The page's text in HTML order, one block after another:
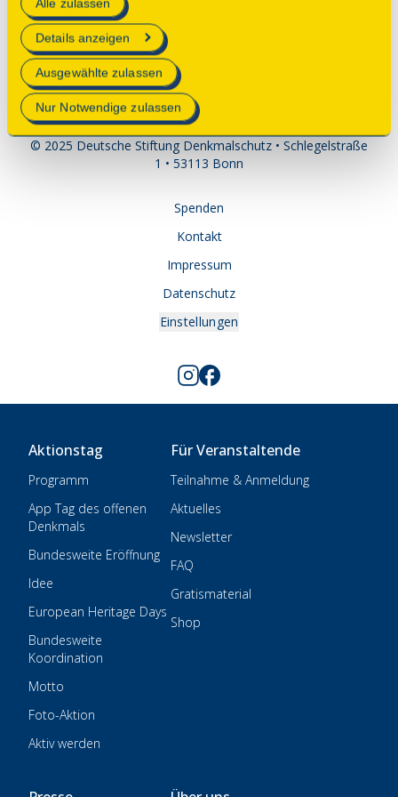
technisch notwendig und für den Betrieb der Webseite
erforderlich sind.
Mehr Informationen finden Sie in unserer
Datenschutzerklärung.
Details anzeigen
Ausgewählte zulassen
Nur Notwendige zulassen
Parkplatz Anbindung ÖPNV
© 2025 Deutsche Stiftung Denkmalschutz • Schlegelstraße
1 • 53113 Bonn
Spenden
Kontakt
Impressum
Datenschutz
Einstellungen
Aktionstag
Programm
App Tag des offenen
Denkmals
Bundesweite Eröffnung
Idee
European Heritage Days
Bundesweite
Koordination
Motto
Foto-Aktion
Aktiv werden
Für Veranstaltende
Teilnahme & Anmeldung
Aktuelles
Newsletter
FAQ
Gratismaterial
Shop